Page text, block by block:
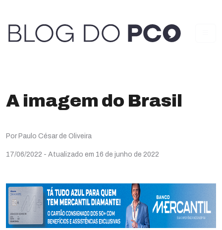
A imagem do Brasil
Por Paulo César de Oliveira
17/06/2022 - Atualizado em 16 de junho de 2022